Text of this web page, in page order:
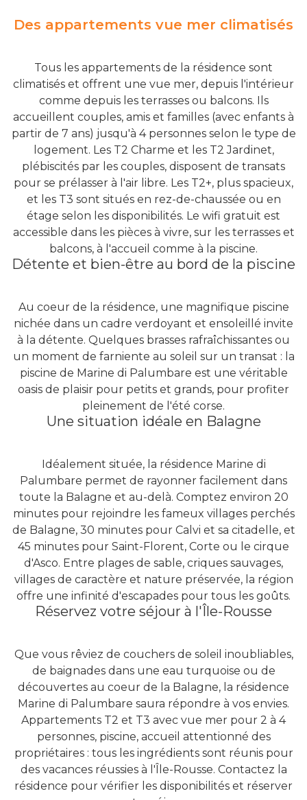
Des appartements vue mer climatisés
Tous les appartements de la résidence sont
climatisés et offrent une vue mer, depuis l'intérieur
comme depuis les terrasses ou balcons. Ils
accueillent couples, amis et familles (avec enfants à
partir de 7 ans) jusqu'à 4 personnes selon le type de
logement. Les T2 Charme et les T2 Jardinet,
plébiscités par les couples, disposent de transats
pour se prélasser à l'air libre. Les T2+, plus spacieux,
et les T3 sont situés en rez-de-chaussée ou en
étage selon les disponibilités. Le wifi gratuit est
accessible dans les pièces à vivre, sur les terrasses et
balcons, à l'accueil comme à la piscine.
Détente et bien-être au bord de la piscine
Au coeur de la résidence, une magnifique piscine
nichée dans un cadre verdoyant et ensoleillé invite
à la détente. Quelques brasses rafraîchissantes ou
un moment de farniente au soleil sur un transat : la
piscine de Marine di Palumbare est une véritable
oasis de plaisir pour petits et grands, pour profiter
pleinement de l'été corse.
Une situation idéale en Balagne
Idéalement située, la résidence Marine di
Palumbare permet de rayonner facilement dans
toute la Balagne et au-delà. Comptez environ 20
minutes pour rejoindre les fameux villages perchés
de Balagne, 30 minutes pour Calvi et sa citadelle, et
45 minutes pour Saint-Florent, Corte ou le cirque
d'Asco. Entre plages de sable, criques sauvages,
villages de caractère et nature préservée, la région
offre une infinité d'escapades pour tous les goûts.
Réservez votre séjour à l'Île-Rousse
Que vous rêviez de couchers de soleil inoubliables,
de baignades dans une eau turquoise ou de
découvertes au coeur de la Balagne, la résidence
Marine di Palumbare saura répondre à vos envies.
Appartements T2 et T3 avec vue mer pour 2 à 4
personnes, piscine, accueil attentionné des
propriétaires : tous les ingrédients sont réunis pour
des vacances réussies à l'Île-Rousse. Contactez la
résidence pour vérifier les disponibilités et réserver